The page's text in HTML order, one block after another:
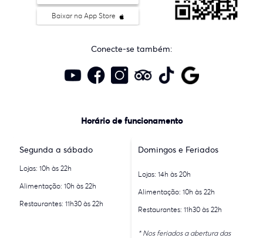
Baixar na App Store
Conecte-se também:
Horário de funcionamento
Segunda a sábado
Lojas: 10h às 22h
Alimentação: 10h às 22h
Restaurantes: 11h30 às 22h
Domingos e Feriados
Lojas: 14h às 20h
Alimentação: 10h às 22h
Restaurantes: 11h30 às 22h
* Nos feriados a abertura das